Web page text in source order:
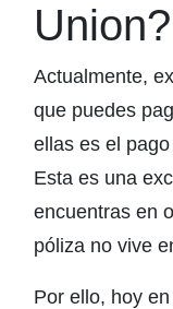
Union?
Actualmente,
que puedes
ellas es el
Esta es una
encuentras en
póliza no vive
Por ello, hoy